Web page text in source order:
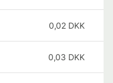
0,02 DKK
0,03 DKK